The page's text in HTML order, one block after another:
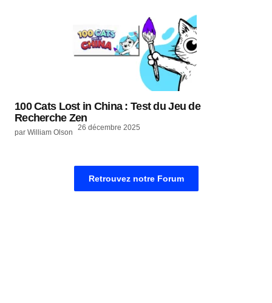
100 Cats Lost in China : Test du Jeu de
Recherche Zen
par William Olson
26 décembre 2025
Retrouvez notre Forum